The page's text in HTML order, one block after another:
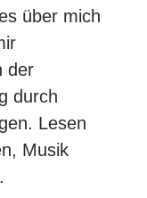
über mich
der
durch
Lesen
Musik